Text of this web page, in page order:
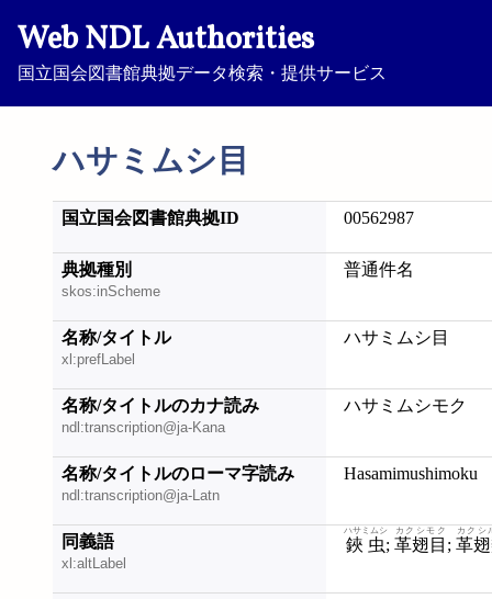
Web NDL Authorities
国立国会図書館典拠データ検索・提供サービス
ハサミムシ目
国立国会図書館典拠ID 00562987
典拠種別
skos:inScheme
普通件名
名称/タイトル
xl:prefLabel
ハサミムシ目
名称/タイトルのカナ読み
ndl:transcription@ja-Kana
ハサミムシモク
名称/タイトルのローマ字読み
ndl:transcription@ja-Latn
Hasamimushimoku
同義語
xl:altLabel
鋏虫
ハサミムシ
; 革翅目
カクシモク
; 革
カクシ